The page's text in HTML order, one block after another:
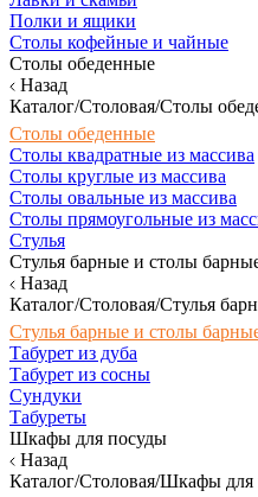
Полки и ящики
Столы кофейные и чайные
Столы обеденные
Назад
Каталог/Столовая/Столы
Столы обеденные
Столы квадратные из массива
Столы круглые из массива
Столы овальные из массива
Столы прямоугольные из
Стулья
Стулья барные и столы
Назад
Каталог/Столовая/Стулья
Стулья барные и столы
Табурет из дуба
Табурет из сосны
Сундуки
Табуреты
Шкафы для посуды
Назад
Каталог/Столовая/Шкафы для